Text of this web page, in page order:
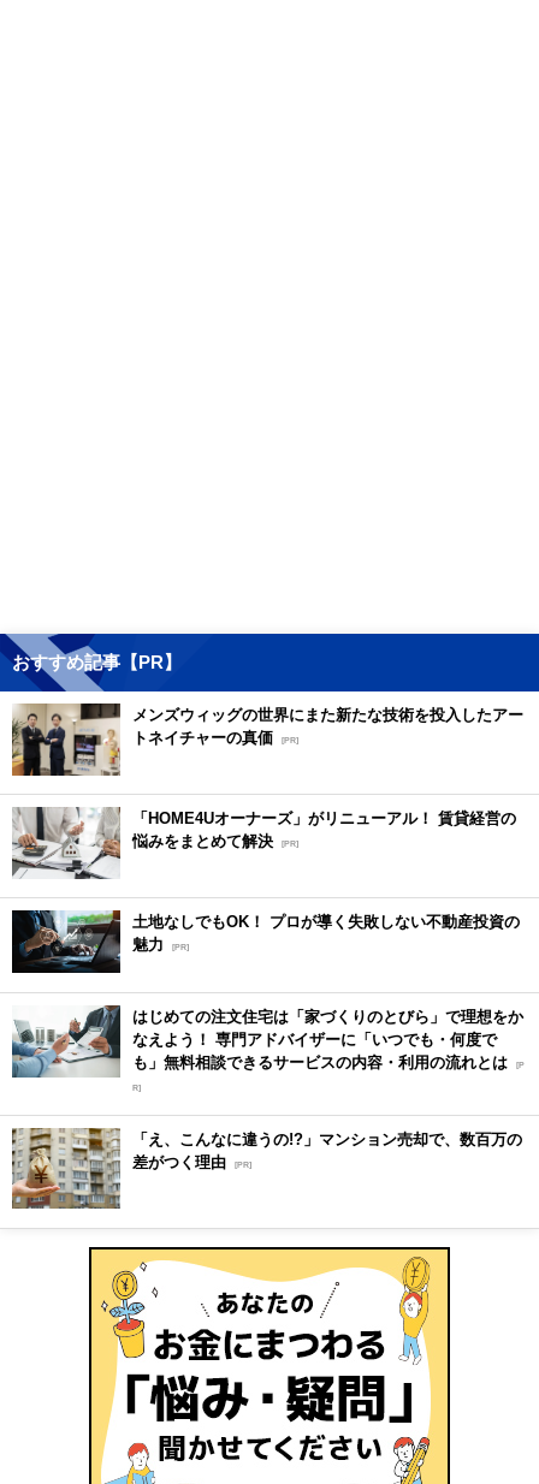
おすすめ記事【PR】
メンズウィッグの世界にまた新たな技術を投入したアー
トネイチャーの真価 [PR]
「HOME4Uオーナーズ」がリニューアル！ 賃貸経営の
悩みをまとめて解決 [PR]
土地なしでもOK！ プロが導く失敗しない不動産投資の
魅力
[PR]
はじめての注文住宅は「家づくりのとびら」で理想をか
なえよう！ 専門アドバイザーに「いつでも・何度で
も」無料相談できるサービスの内容・利用の流れとは [P
R]
「え、こんなに違うの!?」マンション売却で、数百万の
差がつく理由 [PR]